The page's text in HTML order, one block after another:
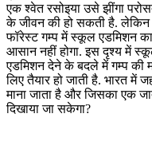
एक श्वेत रसोइया उसे झींगा
के जीवन की हो सकती है. लेकिन
फॉरेस्ट गम्प में स्कूल एडमिशन का
आसान नहीं होगा. इस दृश्य में
एडमिशन देने के बदले में गम्प की
लिए तैयार हो जाती है. भारत में
माना जाता है और जिसका एक
दिखाया जा सकेगा?